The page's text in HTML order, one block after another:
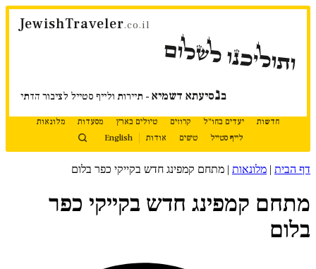
דלג
JewishTraveler.co.il
ותוליכנו לשלום
בנסיעתא דשמיא - תיירות ולייף סטייל לציבור הדתי
חדשות יעדים בחו"ל קרוזים טיולים בארץ מסעדות
מלונאות
לייף סטייל
טיפים אודות English
דף הבית | מלונאות | מתחם קמפינג חדש בקייקי כפר בלום
מתחם קמפינג חדש בקייקי כפר
בלום